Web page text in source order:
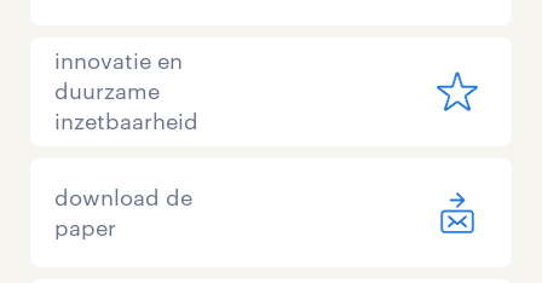
innovatie en
duurzame
inzetbaarheid
download de
paper